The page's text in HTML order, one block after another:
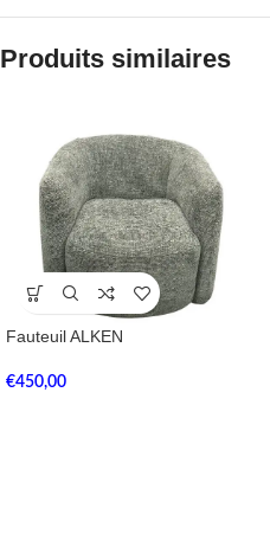
Produits similaires
Fauteuil ALKEN
€450,00